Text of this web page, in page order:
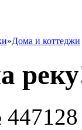
»Дома и коттеджи